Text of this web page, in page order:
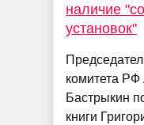
наличие
установок"
комитета РФ
Бастрыкин
книги